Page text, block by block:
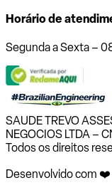
Horário de
Segunda a Sexta –
SAUDE TREVO
NEGOCIOS LTDA –
Todos os direitos
Desenvolvido com ❤️